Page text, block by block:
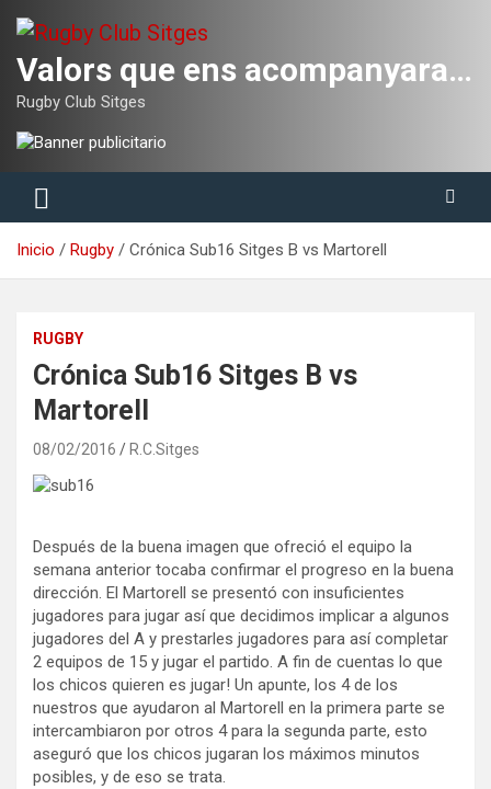
contenido
Valors que ens acompanyaran tota la vida
Rugby Club Sitges
Inicio Rugby Crónica Sub16 Sitges B vs Martorell
RUGBY
Crónica Sub16 Sitges B vs
Martorell
08/02/2016 R.C.Sitges
Después de la buena imagen que ofreció el equipo la
semana anterior tocaba confirmar el progreso en la buena
dirección. El Martorell se presentó con insuficientes
jugadores para jugar así que decidimos implicar a algunos
jugadores del A y prestarles jugadores para así completar
2 equipos de 15 y jugar el partido. A fin de cuentas lo que
los chicos quieren es jugar! Un apunte, los 4 de los
nuestros que ayudaron al Martorell en la primera parte se
intercambiaron por otros 4 para la segunda parte, esto
aseguró que los chicos jugaran los máximos minutos
posibles, y de eso se trata.